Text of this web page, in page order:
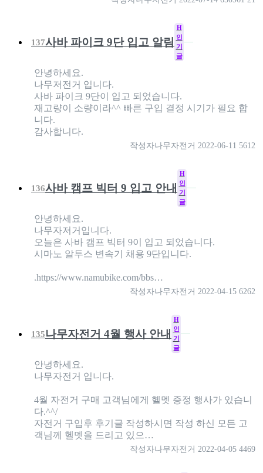
137사바 파이크 9단 입고 알림
H
인
기
글
안녕하세요.
나무저전거 입니다.
사바 파이크 9단이 입고 되었습니다.
재고량이 소량이라^^ 빠른 구입 결정 시기가 필요 합
니다.
감사합니다.
작성자나무자전거 2022-06-11 5612
136사바 캠프 빅터 9 입고 안내
H
인
기
글
안녕하세요.
나무자저거입니다.
오늘은 사바 캠프 빅터 9이 입고 되었습니다.
시마노 알투스 변속기 채용 9단입니다.
.https://www.namubike.com/bbs…
작성자나무자전거 2022-04-15 6262
135나무자전거 4월 행사 안내
H
인
기
글
안녕하세요.
나무자전거 입니다.
4월 자전거 구매 고객님에게 헬멧 증정 행사가 있습니
다.^^/
자전거 구입후 후기글 작성하시면 작성 하신 모든 고
객님께 헬멧을 드리고 있으…
작성자나무자전거 2022-04-05 4469